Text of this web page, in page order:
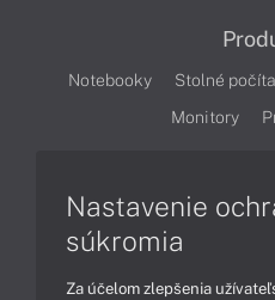
Notebooky Stolné
Monitory
Obchodné informácie
Nastavenie
súkromia
Za účelom zlepšenia